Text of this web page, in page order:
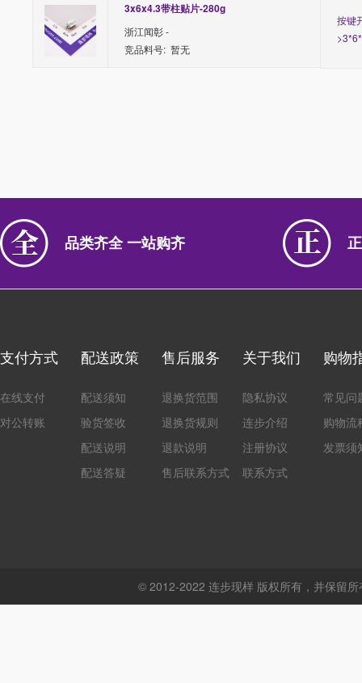
3x6x4.3带柱贴片-280g
浙江闻彰 -
竞品料号: 暂无
按键
品类齐全 一站购齐
支付方式
在线支付
对公转账
配送政策
配送须知
验货签收
配送说明
配送答疑
售后服务
退换货范围
退换货规则
退款说明
售后联系方式
关于我们
隐私协议
连步介绍
注册协议
联系方式
购物
常见问
购物流
发票须
© 2012-2022 连步现样 版权所有，并保留